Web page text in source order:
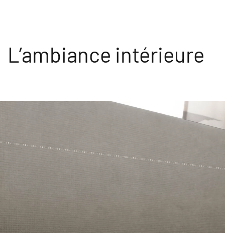
L’ambiance intérieure